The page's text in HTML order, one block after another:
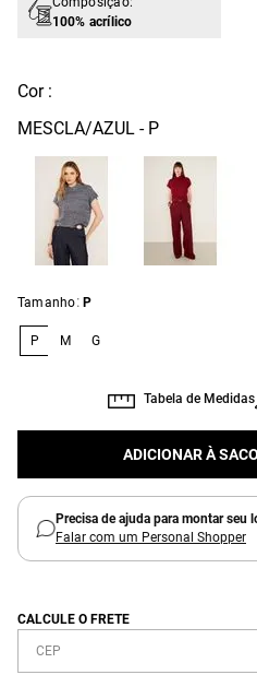
100% acrílico
Cor :
MESCLA/AZUL - P
Tamanho: P
P M G
Tabela de Medidas
ADICIONAR À
Precisa de ajuda para montar seu
Falar com um Personal Shopper
CALCULE O FRETE
vestido curto